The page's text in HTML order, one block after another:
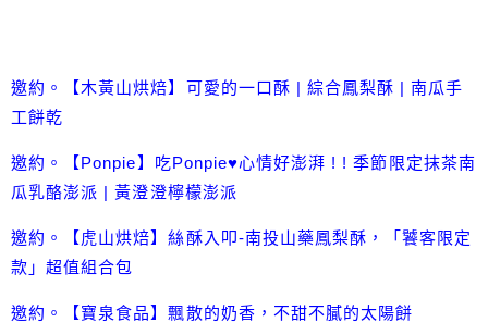
邀約。【木黃山烘焙】可愛的一口酥 | 綜合鳳梨酥 | 南瓜手
工餅乾
邀約。【Ponpie】吃Ponpie♥心情好澎湃 ! ! 季節限定抹茶南
瓜乳酪澎派 | 黃澄澄檸檬澎派
邀約。【虎山烘焙】絲酥入叩-南投山藥鳳梨酥，「饕客限定
款」超值組合包
邀約。【寶泉食品】飄散的奶香，不甜不膩的太陽餅